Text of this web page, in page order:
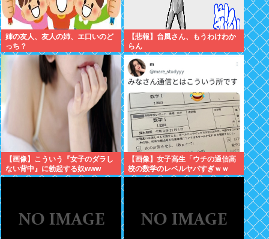
姉の友人、友人の姉、エ口いのど
っち？
【悲報】台風さん、もうわけわか
らん
【画像】こういう『女子のダラし
ない背中』に勃起する奴www
【画像】女子高生「ウチの通信高
校の数学のレベルヤバすぎｗｗ
ｗ」